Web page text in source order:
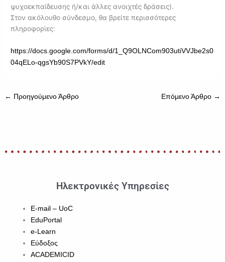
ψυχοεκπαίδευσης ή/και άλλες ανοιχτές δράσεις).
Στον ακόλουθο σύνδεσμο, θα βρείτε περισσότερες
πληροφορίες:
https://docs.google.com/forms/d/1_Q9OLNCom903utiVVJbe2s0
04qELo-qgsYb90S7PVkY/edit
← Προηγούμενο Άρθρο Επόμενο Άρθρο →
Ηλεκτρονικές Υπηρεσίες
E-mail – UoC
EduPortal
e-Learn
Εύδοξος
ACADEMICID